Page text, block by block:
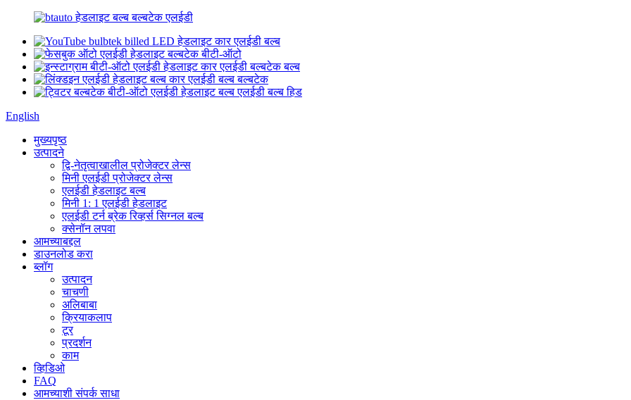
English
मुख्यपृष्ठ
उत्पादने
द्वि-नेतृत्वाखालील प्रोजेक्टर लेन्स
मिनी एलईडी प्रोजेक्टर लेन्स
एलईडी हेडलाइट बल्ब
मिनी 1: 1 एलईडी हेडलाइट
एलईडी टर्न ब्रेक रिव्हर्स सिग्नल बल्ब
क्सेनॉन लपवा
आमच्याबद्दल
डाउनलोड करा
ब्लॉग
उत्पादन
चाचणी
अलिबाबा
क्रियाकलाप
टूर
प्रदर्शन
काम
व्हिडिओ
FAQ
आमच्याशी संपर्क साधा